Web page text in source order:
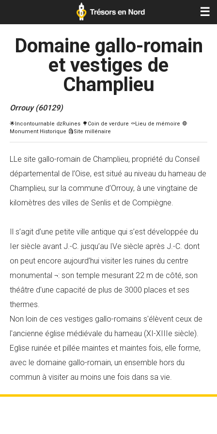
☰
Domaine gallo-romain
et vestiges de
Champlieu
Orrouy (60129)
LLe site gallo-romain de Champlieu, propriété du Conseil
départemental de l’Oise, est situé au niveau du hameau de
Champlieu, sur la commune d’Orrouy, à une vingtaine de
kilomètres des villes de Senlis et de Compiègne.
Il s’agit d’une petite ville antique qui s’est développée du
Ier siècle avant J.-C. jusqu’au IVe siècle après J.-C. dont
on peut encore aujourd’hui visiter les ruines du centre
monumental ¬: son temple mesurant 22 m de côté, son
théâtre d'une capacité de plus de 3000 places et ses
thermes.
Non loin de ces vestiges gallo-romains s'élèvent ceux de
l'ancienne église médiévale du hameau (XI-XIIIe siècle).
Eglise ruinée et pillée maintes et maintes fois, elle forme,
avec le domaine gallo-romain, un ensemble hors du
commun à visiter au moins une fois dans sa vie.